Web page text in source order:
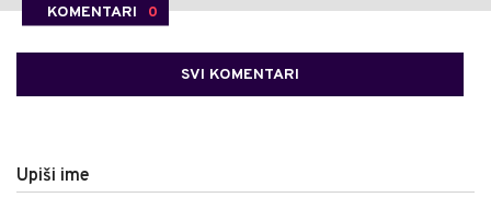
KOMENTARI 0
SVI KOMENTARI
Upiši ime